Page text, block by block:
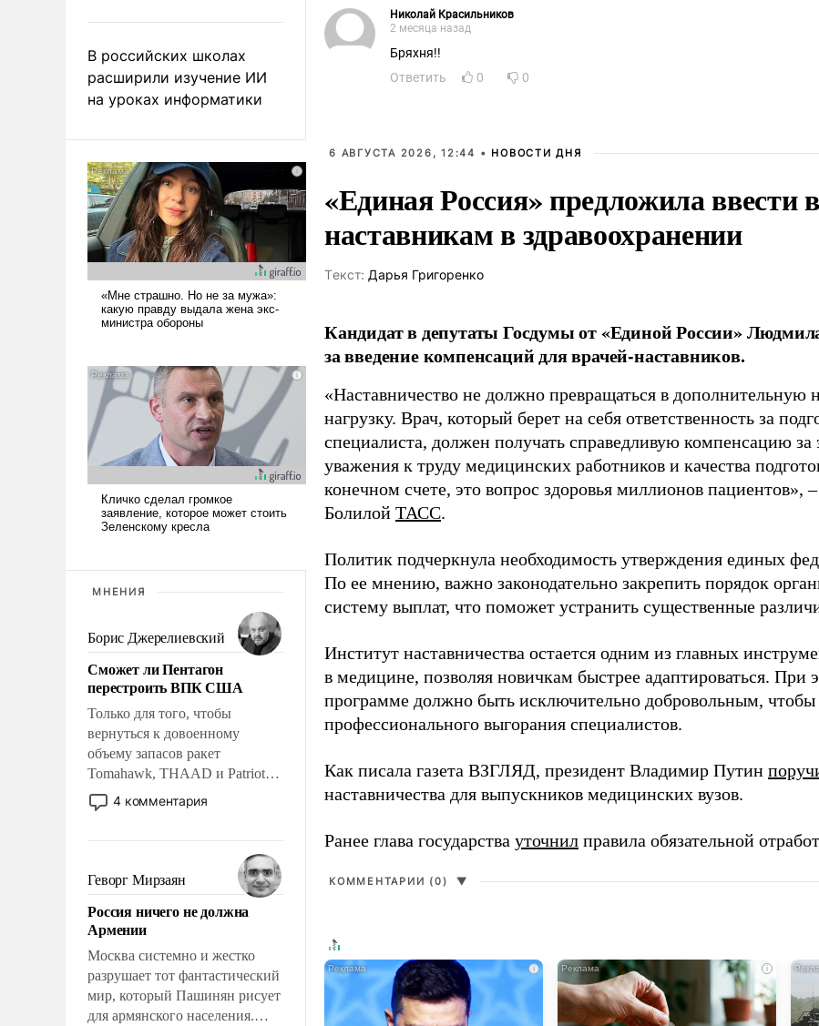
В российских школах
расширили изучение ИИ
на уроках информатики
МНЕНИЯ
Борис Джерелиевский
Сможет ли Пентагон
перестроить ВПК США
Только для того, чтобы
вернуться к довоенному
объему запасов ракет
Tomahawk, THAAD и Patriot
США потребуется более трех
лет. Даже небольшая война с
Сложившаяся ситуация
означает многолетний период
уязвимости США, например,
перед Китаем.
4 комментария
Геворг Мирзаян
Россия ничего не должна
Армении
Москва системно и жестко
разрушает тот фантастический
мир, который Пашинян рисует
для армянского населения.
Николай Красильников
2 месяца назад
Бряхня!!
Ответить
0 0
6 АВГУСТА 2026, 12:44 • НОВОСТИ ДНЯ
«Единая Россия» предложила
наставникам в здравоохранении
Tекст: Дарья Григоренко
Кандидат в депутаты Госдумы от «Единой России»
за введение компенсаций для врачей-наставников.
«Наставничество не должно превращаться в дополнительную
нагрузку. Врач, который берет на себя ответственность за
специалиста, должен получать справедливую компенсацию за
уважения к труду медицинских работников и качества
конечном счете, это вопрос здоровья миллионов пациентов»,
Болилой ТАСС.
Политик подчеркнула необходимость утверждения единых
По ее мнению, важно законодательно закрепить порядок
систему выплат, что поможет устранить существенные
Институт наставничества остается одним из главных
в медицине, позволяя новичкам быстрее адаптироваться. При
программе должно быть исключительно добровольным, чтобы
профессионального выгорания специалистов.
Как писала газета ВЗГЛЯД, президент Владимир Путин
наставничества для выпускников медицинских вузов.
Ранее глава государства уточнил правила обязательной
КОММЕНТАРИИ (0) ▼
i i